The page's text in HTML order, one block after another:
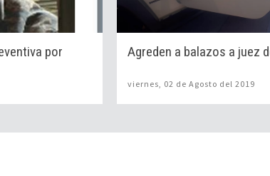
por
Agreden a balazos a juez
viernes, 02 de Agosto del 2019